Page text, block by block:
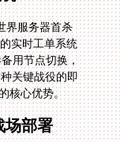
界服务器首杀
实时工单系统
用节点切换，
关键战役的即
核心优势。
场部署